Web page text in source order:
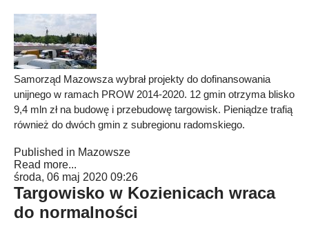
Samorząd Mazowsza wybrał projekty do dofinansowania
unijnego w ramach PROW 2014-2020. 12 gmin otrzyma blisko
9,4 mln zł na budowę i przebudowę targowisk. Pieniądze trafią
również do dwóch gmin z subregionu radomskiego.
Published in Mazowsze
Read more...
środa, 06 maj 2020 09:26
Targowisko w Kozienicach wraca
do normalności